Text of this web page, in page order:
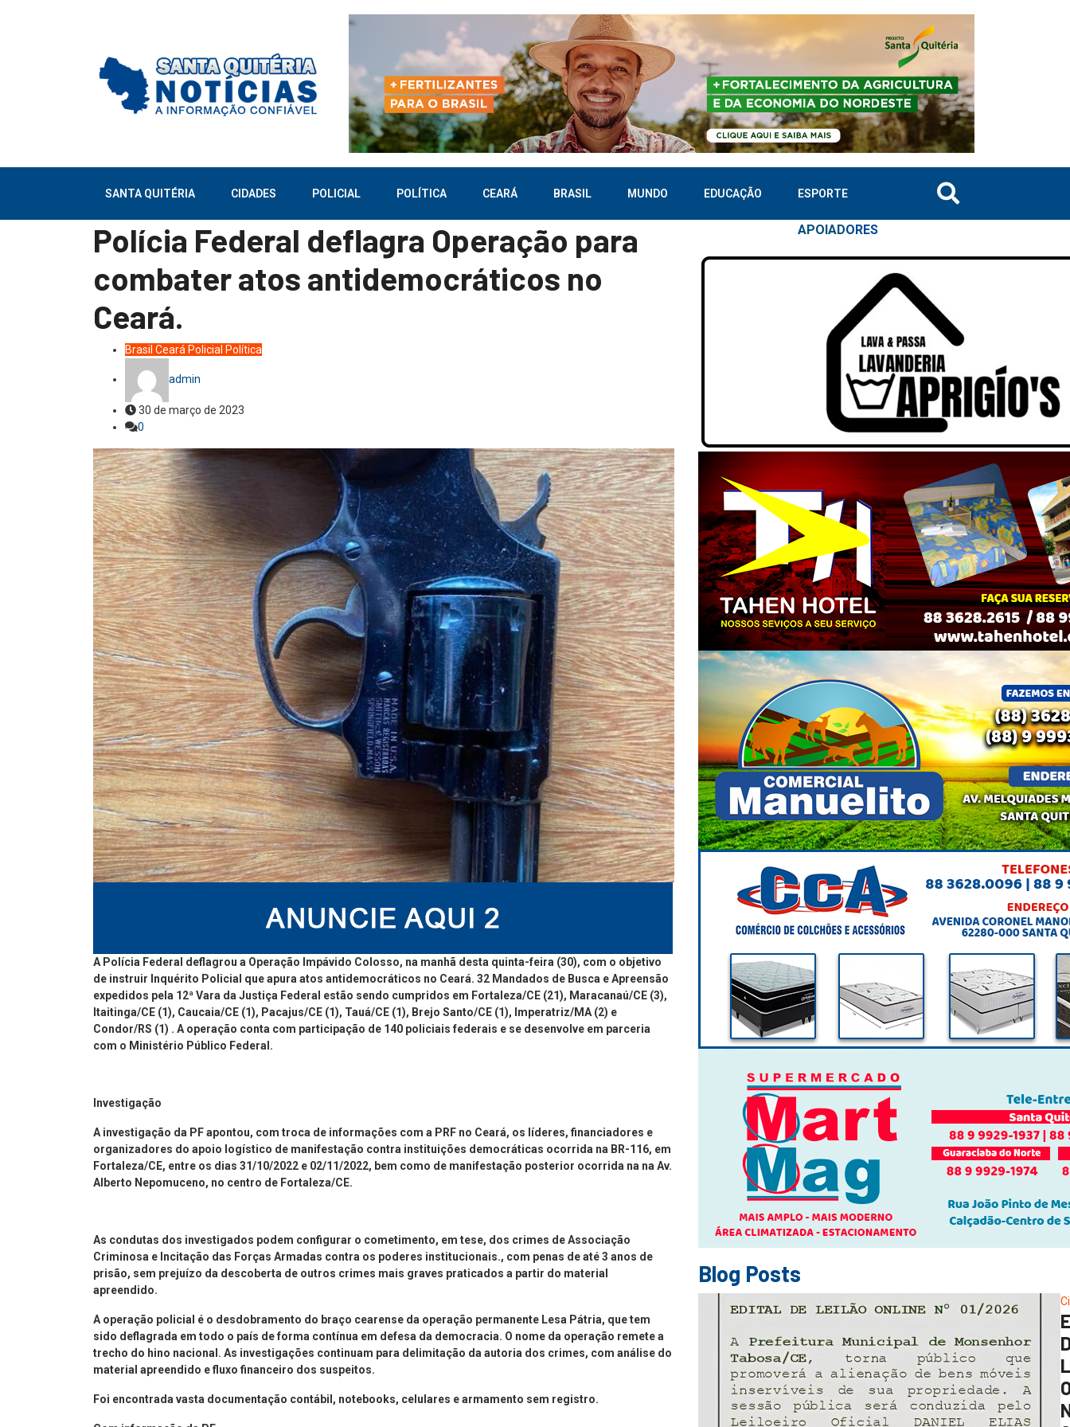
SANTA QUITÉRIA CIDADES POLICIAL POLÍTICA CEARÁ BRASIL MUNDO EDUCAÇÃO ESPORTE
Polícia Federal deflagra Operação para
combater atos antidemocráticos no
Ceará.
Brasil Ceará Policial Política
admin
30 de março de 2023
0
A Polícia Federal deflagrou a Operação Impávido Colosso, na manhã desta quinta-feira (30), com o objetivo
de instruir Inquérito Policial que apura atos antidemocráticos no Ceará. 32 Mandados de Busca e Apreensão
expedidos pela 12ª Vara da Justiça Federal estão sendo cumpridos em Fortaleza/CE (21), Maracanaú/CE (3),
Itaitinga/CE (1), Caucaia/CE (1), Pacajus/CE (1), Tauá/CE (1), Brejo Santo/CE (1), Imperatriz/MA (2) e
Condor/RS (1) . A operação conta com participação de 140 policiais federais e se desenvolve em parceria
com o Ministério Público Federal.
Investigação
A investigação da PF apontou, com troca de informações com a PRF no Ceará, os líderes, financiadores e
organizadores do apoio logístico de manifestação contra instituições democráticas ocorrida na BR-116, em
Fortaleza/CE, entre os dias 31/10/2022 e 02/11/2022, bem como de manifestação posterior ocorrida na na Av.
Alberto Nepomuceno, no centro de Fortaleza/CE.
As condutas dos investigados podem configurar o cometimento, em tese, dos crimes de Associação
Criminosa e Incitação das Forças Armadas contra os poderes institucionais., com penas de até 3 anos de
prisão, sem prejuízo da descoberta de outros crimes mais graves praticados a partir do material
apreendido.
A operação policial é o desdobramento do braço cearense da operação permanente Lesa Pátria, que tem
sido deflagrada em todo o país de forma contínua em defesa da democracia. O nome da operação remete a
trecho do hino nacional. As investigações continuam para delimitação da autoria dos crimes, com análise do
material apreendido e fluxo financeiro dos suspeitos.
Foi encontrada vasta documentação contábil, notebooks, celulares e armamento sem registro.
APOIADORES
Blog Posts